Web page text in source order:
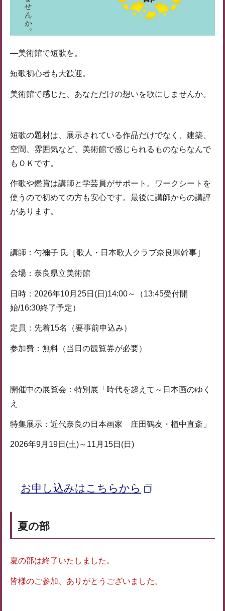
―美術館で短歌を。
短歌初心者も大歓迎。
美術館で感じた、あなただけの想いを歌にしませんか。
短歌の題材は、展示されている作品だけでなく、建築、
空間、雰囲気など、美術館で感じられるものならなんで
もＯＫです。
作歌や鑑賞は講師と学芸員がサポート。ワークシートを
使うので初めての方も安心です。最後に講師からの講評
があります。
講師：勺禰子 氏［歌人・日本歌人クラブ奈良県幹事］
会場：奈良県立美術館
日時：2026年10月25日(日)14:00～（13:45受付開
始/16:30終了予定）
定員：先着15名（要事前申込み）
参加費：無料（当日の観覧券が必要）
開催中の展覧会：特別展「時代を超えて～日本画のゆく
え
特集展示：近代奈良の日本画家 庄田鶴友・植中直斎」
2026年9月19日(土)～11月15日(日)
お申し込みはこちらから
夏の部
夏の部は終了いたしました。
皆様のご参加、ありがとうございました。